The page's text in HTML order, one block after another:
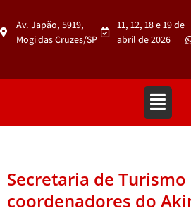
Av. Japão, 5919,
Mogi das Cruzes/SP
11, 12, 18 e 19 de
abril de 2026
Secretaria de Turismo
coordenadores do